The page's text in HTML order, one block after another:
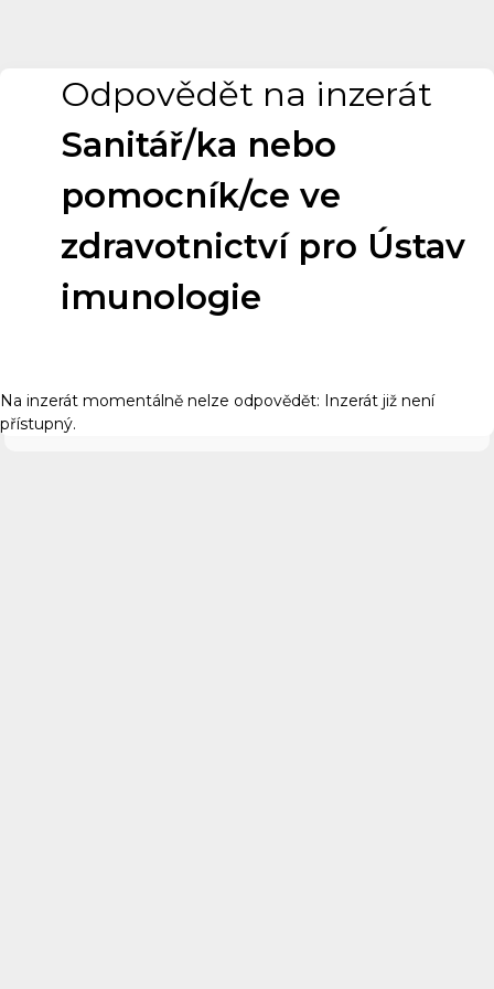
Odpovědět na inzerát
Sanitář/ka nebo
pomocník/ce ve
zdravotnictví pro Ústav
imunologie
Na inzerát momentálně nelze odpovědět: Inzerát již není
přístupný.